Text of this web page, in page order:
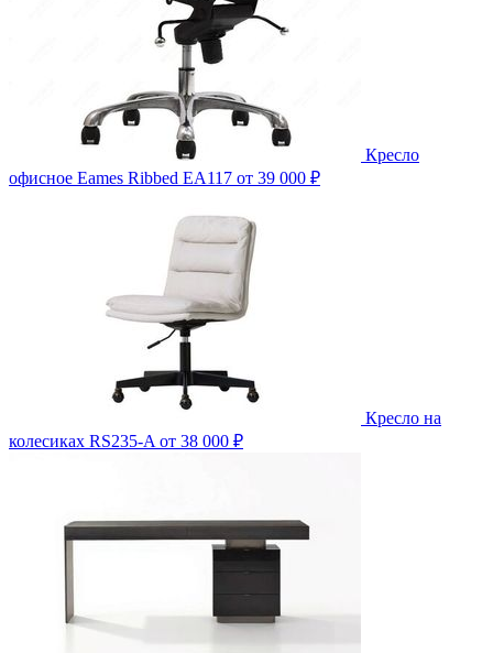
Кресло
офисное Eames Ribbed EA117 от 39 000 ₽
Кресло на
колесиках RS235-A от 38 000 ₽